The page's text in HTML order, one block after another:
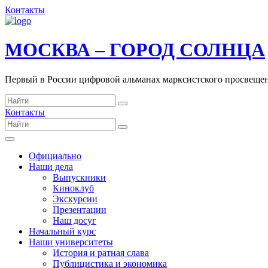
Контакты
МОСКВА – ГОРОД СОЛНЦА
Первый в России цифровой альманах марксистского
Контакты
Официально
Наши дела
Выпускники
Киноклуб
Экскурсии
Презентации
Наш досуг
Начальный курс
Наши университеты
История и ратная слава
Публицистика и экономика